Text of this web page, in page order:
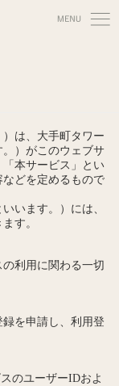
は、大手町タワー
）がこのウェブサ
本サービス」とい
どを定めるもので
います。）には、
す。
利用に関わる一切
を申請し、利用登
のユーザーIDおよ